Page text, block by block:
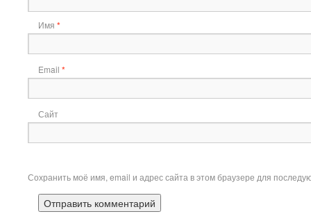
Имя *
Email *
Сайт
Сохранить моё имя, email и адрес сайта в этом браузере для